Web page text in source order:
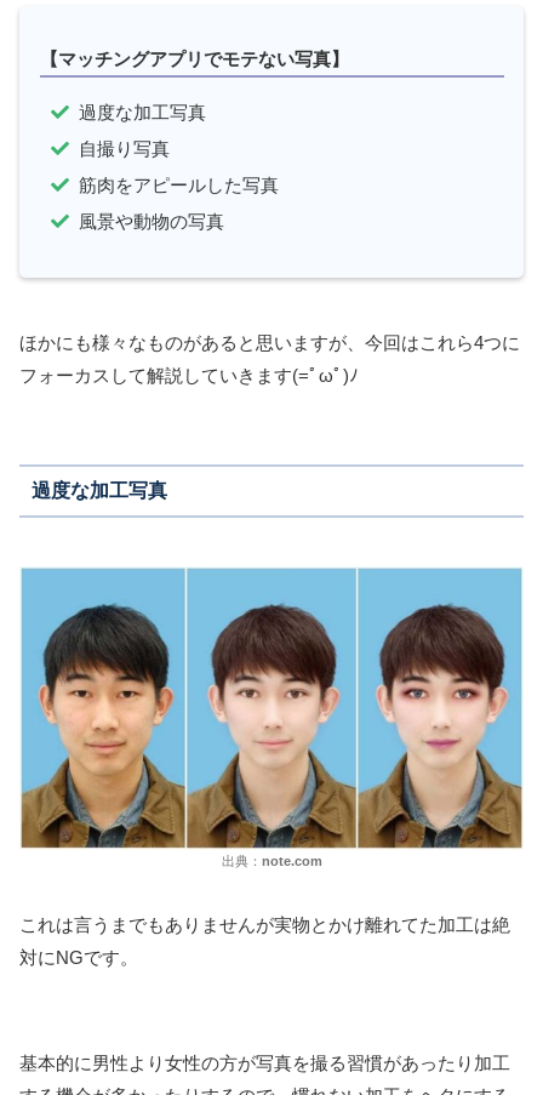
【マッチングアプリでモテない写真】
過度な加工写真
自撮り写真
筋肉をアピールした写真
風景や動物の写真
ほかにも様々なものがあると思いますが、今回はこれら4つに
フォーカスして解説していきます(=ﾟωﾟ)ﾉ
過度な加工写真
出典： note.com
これは言うまでもありませんが実物とかけ離れてた加工は絶
対にNGです。
基本的に男性より女性の方が写真を撮る習慣があったり加工